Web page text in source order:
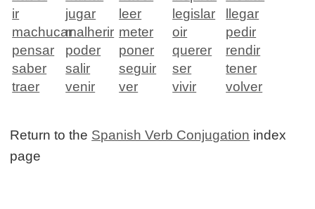
ir
jugar leer legislar
llegar
machucarmalherir meter oir
pedir
pensar
poder poner querer
rendir
saber
salir seguir ser
tener
traer
venir ver vivir volver
Return to the Spanish Verb Conjugation index
page